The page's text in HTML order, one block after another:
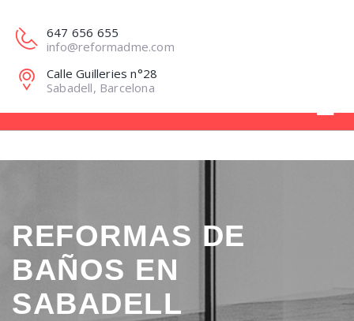
647 656 655
info@reformadme.com
Calle Guilleries n°28
Sabadell, Barcelona
REFORMAS DE
BAÑOS EN
SABADELL